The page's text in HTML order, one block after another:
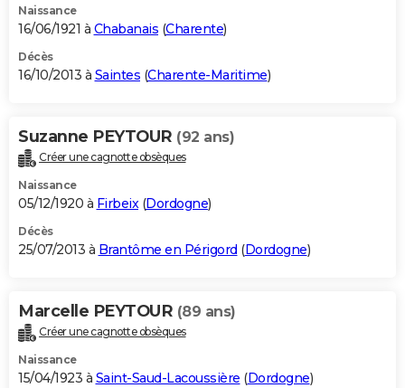
Naissance
16/06/1921 à Chabanais (Charente)
Décès
16/10/2013 à Saintes (Charente-Maritime)
Suzanne PEYTOUR (92 ans)
Créer une cagnotte obsèques
Naissance
05/12/1920 à Firbeix(Dordogne)
Décès
25/07/2013 à Brantôme en Périgord (Dordogne)
Marcelle PEYTOUR (89 ans)
Créer une cagnotte obsèques
Naissance
15/04/1923 à Saint-Saud-Lacoussière (Dordogne)